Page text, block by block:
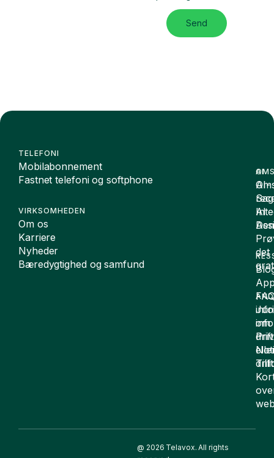
Send
TELEFONI
Mobilabonnement
Fastnet telefoni og softphone
VIRKSOMHEDEN
Om os
Karriere
Nyheder
Bæredygtighed og samfund
om
drift
AI
AI-
AI
det
@ 2026 Telavox. All rights